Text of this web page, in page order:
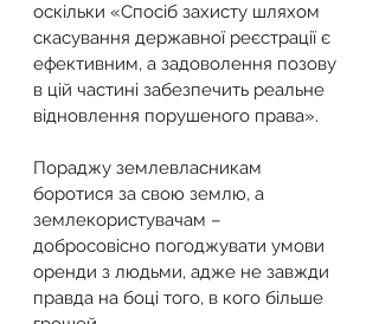
оскільки «Спосіб захисту шляхом
скасування державної реєстрації є
ефективним, а задоволення позову
в цій частині забезпечить реальне
відновлення порушеного права».
Пораджу землевласникам
боротися за свою землю, а
землекористувачам –
добросовісно погоджувати умови
оренди з людьми, адже не завжди
правда на боці того, в кого більше